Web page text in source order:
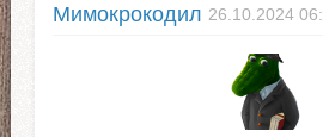
Мимокрокодил 26.10.2024